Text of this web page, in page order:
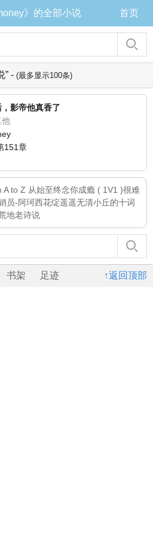
》的全部小说 首页
” - (最多显示100条)
影帝他真香了
他
151章
A to Z 从始至终念你成瘾 ( 1V1 )很难
员-阿珂西花绽遥遥无清小丘的十词
地老诗说
↑返回顶部
书架 足迹